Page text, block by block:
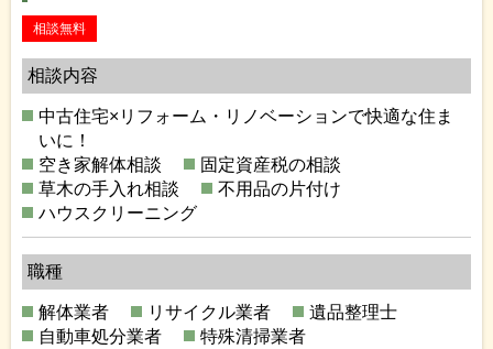
相談無料
相談内容
中古住宅×リフォーム・リノベーションで快適な住ま
いに！
空き家解体相談
固定資産税の相談
草木の手入れ相談
不用品の片付け
ハウスクリーニング
職種
解体業者 リサイクル業者
遺品整理士
自動車処分業者
特殊清掃業者